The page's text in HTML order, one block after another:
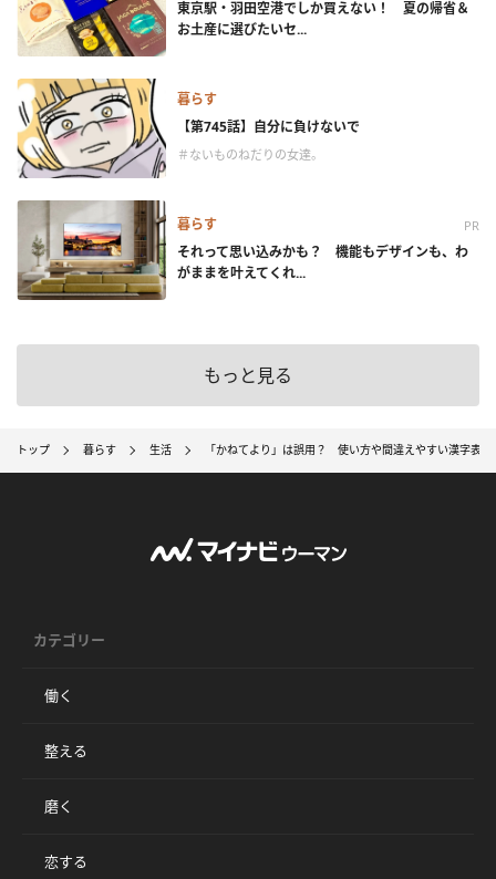
東京駅・羽田空港でしか買えない！ 夏の帰省＆
お土産に選びたいセ...
暮らす
【第745話】自分に負けないで
＃ないものねだりの女達。
暮らす PR
それって思い込みかも？ 機能もデザインも、わ
がままを叶えてくれ...
もっと見る
トップ 暮らす 生活 「かねてより」は誤用？ 使い方や間違えやすい漢字表記
カテゴリー
働く
整える
磨く
恋する